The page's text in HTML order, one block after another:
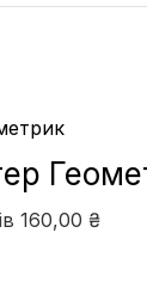
160,00 ₴